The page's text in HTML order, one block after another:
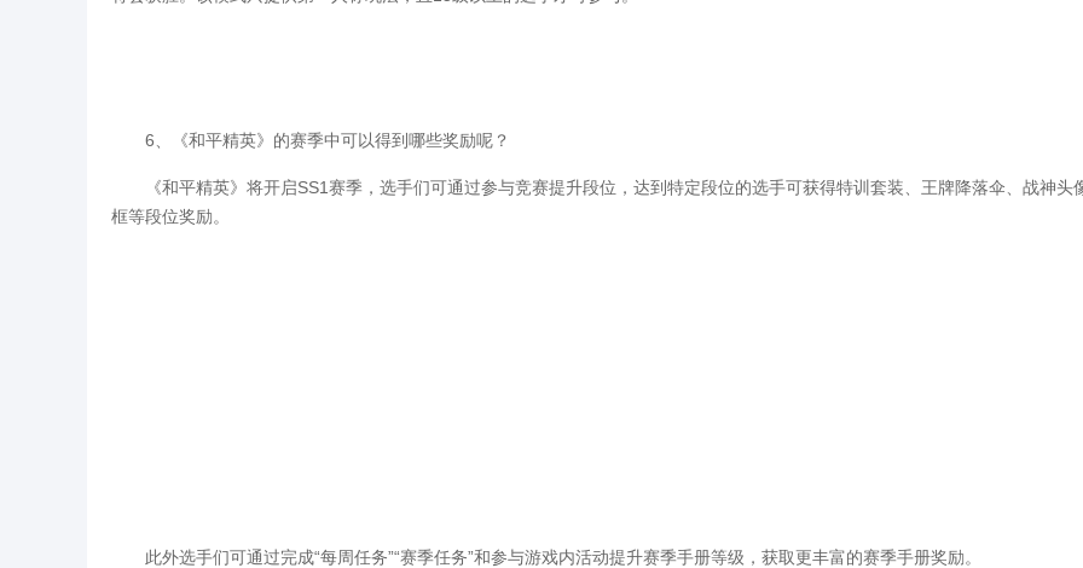
6、《和平精英》的赛季中可以得到哪些奖励呢？
《和平精英》将开启SS1赛季，选手们可通过参与竞赛提升段位，达到特定段位的选手可获得特训套装、王牌降落伞、战神头
框等段位奖励。
此外选手们可通过完成“每周任务”“赛季任务”和参与游戏内活动提升赛季手册等级，获取更丰富的赛季手册奖励。